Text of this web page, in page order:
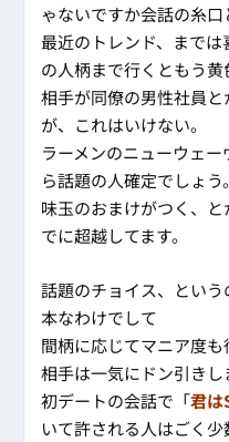
ゃないですか会話の糸口
最近のトレンド、まで
の人柄まで行くともう黄
相手が同僚の男性社員
が、これはいけない。
ラーメンのニューウェ
ら話題の人確定でしょう
味玉のおまけがつく、
でに超越してます。
話題のチョイス、とい
本なわけでして
間柄に応じてマニア度
相手は一気にドン引きし
初デートの会話で「君は
いて許される人はごく少